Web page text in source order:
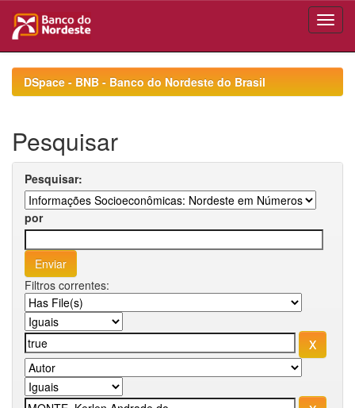
navigationDSpace - BNB - Banco do Nordeste do Brasil
Pesquisar
Pesquisar:
por
Filtros correntes: